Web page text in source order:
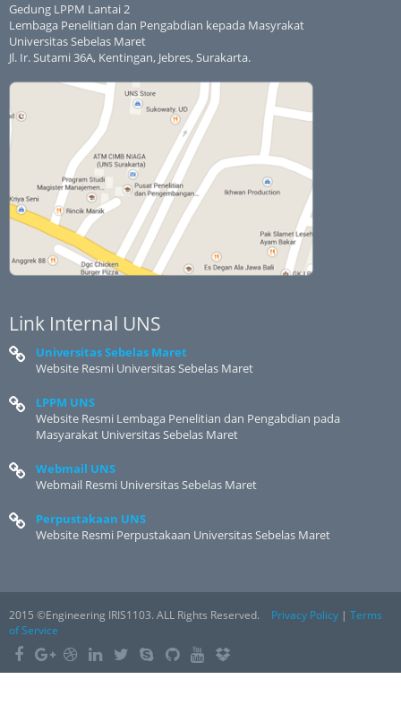
Gedung LPPM Lantai 2
Lembaga Penelitian dan Pengabdian kepada Masyrakat
Universitas Sebelas Maret
Jl. Ir. Sutami 36A, Kentingan, Jebres, Surakarta.
Link Internal UNS
Universitas Sebelas Maret
Website Resmi Universitas Sebelas Maret
LPPM UNS
Website Resmi Lembaga Penelitian dan Pengabdian pada
Masyarakat Universitas Sebelas Maret
Webmail UNS
Webmail Resmi Universitas Sebelas Maret
Perpustakaan UNS
Website Resmi Perpustakaan Universitas Sebelas Maret
2015 ©Engineering IRIS1103. ALL Rights Reserved. Privacy Policy | Terms
of Service